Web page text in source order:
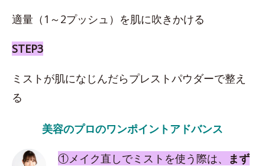
適量（1～2プッシュ）を肌に吹きかける
STEP3
ミストが肌になじんだらプレストパウダーで整え
る
美容のプロのワンポイントアドバンス
①メイク直しでミストを使う際は、
まず